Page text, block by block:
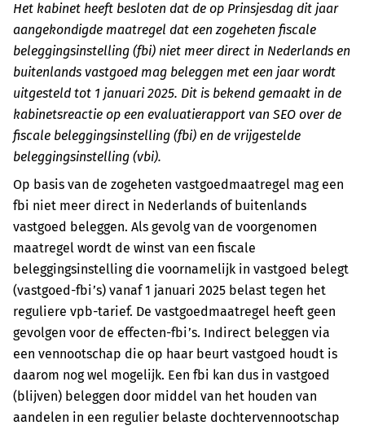
Het kabinet heeft besloten dat de op Prinsjesdag dit jaar
aangekondigde maatregel dat een zogeheten fiscale
beleggingsinstelling (fbi) niet meer direct in Nederlands en
buitenlands vastgoed mag beleggen met een jaar wordt
uitgesteld tot 1 januari 2025. Dit is bekend gemaakt in de
kabinetsreactie op een evaluatierapport van SEO over de
fiscale beleggingsinstelling (fbi) en de vrijgestelde
beleggingsinstelling (vbi).
Op basis van de zogeheten vastgoedmaatregel mag een
fbi niet meer direct in Nederlands of buitenlands
vastgoed beleggen. Als gevolg van de voorgenomen
maatregel wordt de winst van een fiscale
beleggingsinstelling die voornamelijk in vastgoed belegt
(vastgoed-fbi’s) vanaf 1 januari 2025 belast tegen het
reguliere vpb-tarief. De vastgoedmaatregel heeft geen
gevolgen voor de effecten-fbi’s. Indirect beleggen via
een vennootschap die op haar beurt vastgoed houdt is
daarom nog wel mogelijk. Een fbi kan dus in vastgoed
(blijven) beleggen door middel van het houden van
aandelen in een regulier belaste dochtervennootschap